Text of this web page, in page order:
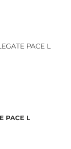
PACE L